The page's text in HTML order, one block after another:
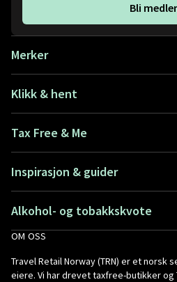
Bli
Merker
Klikk & hent
Tax Free & Me
Inspirasjon & guider
Alkohol- og tobakkskvote
OM OSS
Travel Retail Norway (TRN) er et norsk
eiere. Vi har drevet taxfree-butikker og